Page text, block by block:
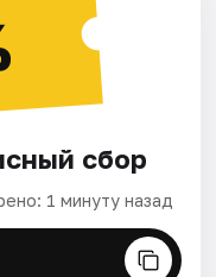
сбор
1 минуту назад